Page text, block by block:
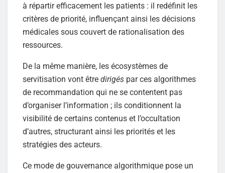
à répartir efficacement les patients : il redéfinit les
critères de priorité, influençant ainsi les décisions
médicales sous couvert de rationalisation des
ressources.
De la même manière, les écosystèmes de
servitisation vont être dirigés par ces algorithmes
de recommandation qui ne se contentent pas
d’organiser l’information ; ils conditionnent la
visibilité de certains contenus et l’occultation
d’autres, structurant ainsi les priorités et les
stratégies des acteurs.
Ce mode de gouvernance algorithmique pose un